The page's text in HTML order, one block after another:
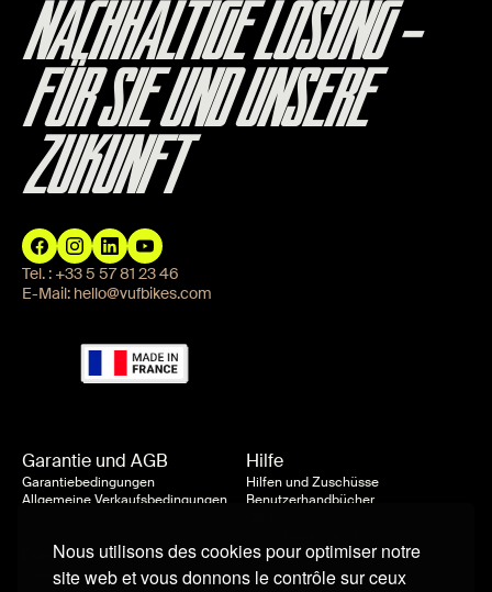
Nous utilisons des cookies pour optimiser notre
site web et vous donnons le contrôle sur ceux
NACHHALTIGE LÖSUNG –
FÜR SIE UND UNSERE
ZUKUNFT
Tel. : +33 5 57 81 23 46
E-Mail: hello@vufbikes.com
Garantie und AGB
Garantiebedingungen
Allgemeine Verkaufsbedingungen
Hilfe
Hilfen und Zuschüsse
Benutzerhandbücher
Das Unternehmen
Über uns